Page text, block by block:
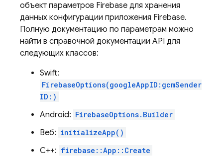
объект параметров Firebase для хранения
данных конфигурации приложения Firebase.
Полную документацию по параметрам можно
найти в справочной документации API для
следующих классов:
Swift:
FirebaseOptions(googleAppID:gcmSender
ID:)
Android: FirebaseOptions.Builder
Веб: initializeApp()
C++: firebase::App::Create